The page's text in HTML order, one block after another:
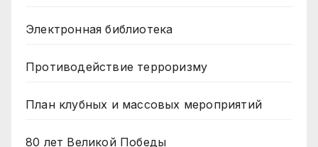
Электронная библиотека
Противодействие терроризму
План клубных и массовых мероприятий
80 лет Великой Победы